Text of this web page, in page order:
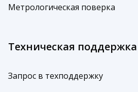
Метрологическая поверка
Техническая поддержка
Запрос в техподдержку